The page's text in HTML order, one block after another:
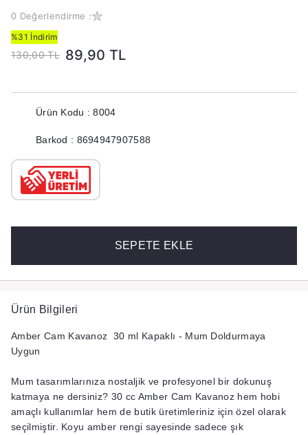
0 Değerlendirme :
%31 İndirim
130,00 TL 89,90 TL
Ürün Kodu : 8004
Barkod : 8694947907588
SEPETE EKLE
Ürün Bilgileri
Amber Cam Kavanoz 30 ml Kapaklı - Mum Doldurmaya
Uygun
Mum tasarımlarınıza nostaljik ve profesyonel bir dokunuş
katmaya ne dersiniz? 30 cc Amber Cam Kavanoz hem hobi
amaçlı kullanımlar hem de butik üretimleriniz için özel olarak
seçilmiştir. Koyu amber rengi sayesinde sadece şık